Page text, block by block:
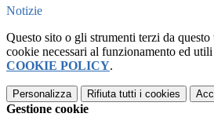
Notizie
Questo sito o gli strumenti terzi da
cookie necessari al funzionamento ed
COOKIE POLICY.
Personalizza Rifiuta tutti i cookies
Gestione cookie